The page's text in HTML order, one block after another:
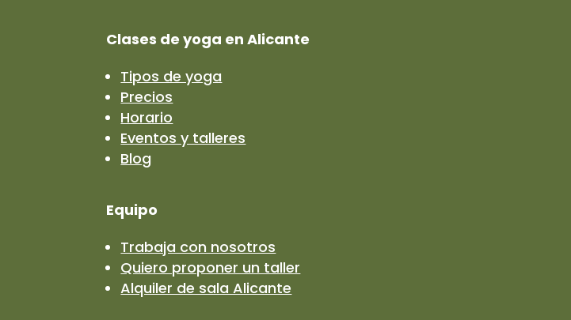
Clases de yoga en Alicante
Tipos de yoga
Precios
Horario
Eventos y talleres
Blog
Equipo
Trabaja con nosotros
Quiero proponer un taller
Alquiler de sala Alicante